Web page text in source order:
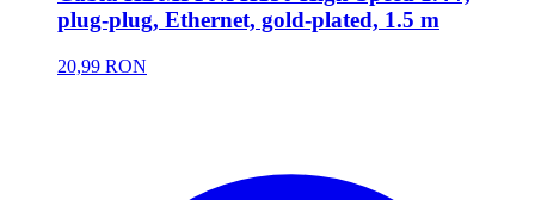
plug-plug, Ethernet, gold-plated, 1.5 m
20,99 RON